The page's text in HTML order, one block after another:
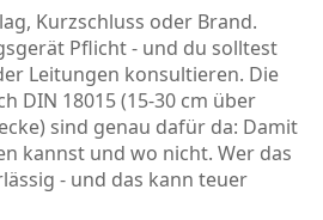
Kurzschluss oder Brand.
Pflicht - und du solltest
Leitungen konsultieren. Die
DIN 18015 (15-30 cm über
sind genau dafür da: Damit
kannst und wo nicht. Wer das
- und das kann teuer